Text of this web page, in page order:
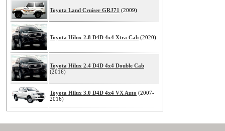
Toyota Land Cruiser GRJ71 (2009)
Toyota Hilux 2.8 D4D 4x4 Xtra Cab (2020)
Toyota Hilux 2.4 D4D 4x4 Double Cab
(2016)
Toyota Hilux 3.0 D4D 4x4 VX Auto (2007-
2016)